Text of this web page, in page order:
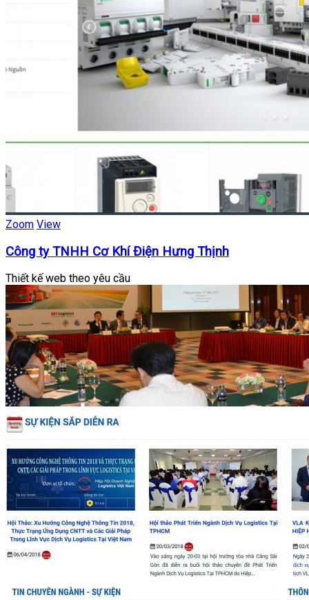
Zoom View
Công ty TNHH Cơ Khí Điện Hưng Thịnh
Thiết kế web theo yêu cầu